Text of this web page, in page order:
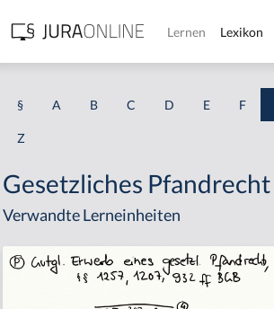
Lernen Lexikon
§ A B C D E F
Z
Gesetzliches Pfandrecht
Verwandte Lerneinheiten